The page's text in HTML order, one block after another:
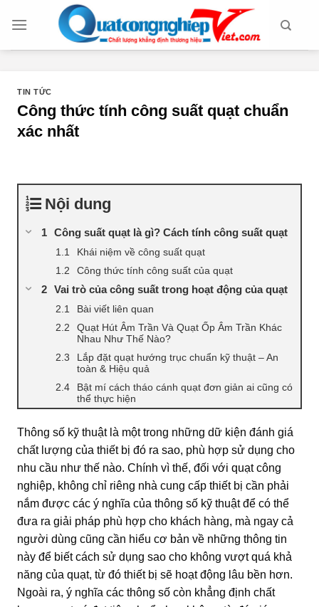
đến
TIN TỨC
Công thức tính công suất quạt chuẩn
xác nhất
Nội dung
Công suất quạt là gì? Cách tính công suất quạt
Khái niệm về công suất quạt
Công thức tính công suất của quạt
Vai trò của công suất trong hoạt động của quạt
Bài viết liên quan
Quạt Hút Âm Trần Và Quạt Ốp Âm Trần Khác
Nhau Như Thế Nào?
Lắp đặt quạt hướng trục chuẩn kỹ thuật – An
toàn & Hiệu quả
Bật mí cách tháo cánh quạt đơn giản ai cũng có
thể thực hiện
Thông số kỹ thuật là một trong những dữ kiện đánh giá
chất lượng của thiết bị đó ra sao, phù hợp sử dụng cho
nhu cầu như thế nào. Chính vì thế, đối với quạt công
nghiệp, không chỉ riêng nhà cung cấp thiết bị cần phải
nắm được các ý nghĩa của thông số kỹ thuật để có thể
đưa ra giải pháp phù hợp cho khách hàng, mà ngay cả
người dùng cũng cần hiểu cơ bản về những thông tin
này để biết cách sử dụng sao cho không vượt quá khả
năng của quạt, từ đó thiết bị sẽ hoạt động lâu bền hơn.
Ngoài ra, ý nghĩa các thông số còn khẳng định chất